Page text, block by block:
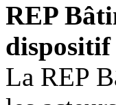
REP
dispositif
La REP